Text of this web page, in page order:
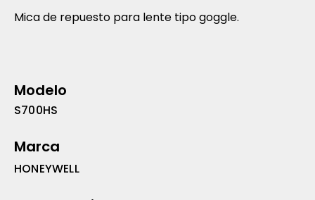
Mica de repuesto para lente tipo goggle.
Modelo
S700HS
Marca
HONEYWELL